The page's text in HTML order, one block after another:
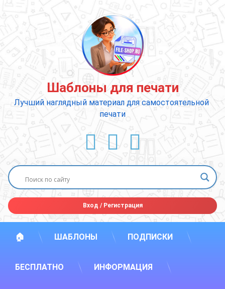
содержимому
Шаблоны для печати
Лучший наглядный материал для самостоятельной
печати
ВКонтакте
YouTube
E-mail
Вход /Регистрация
🏠 ШАБЛОНЫ ПОДПИСКИ
БЕСПЛАТНО ИНФОРМАЦИЯ